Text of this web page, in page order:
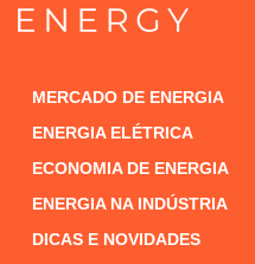
MERCADO DE ENERGIA
ENERGIA ELÉTRICA
ECONOMIA DE ENERGIA
ENERGIA NA INDÚSTRIA
DICAS E NOVIDADES